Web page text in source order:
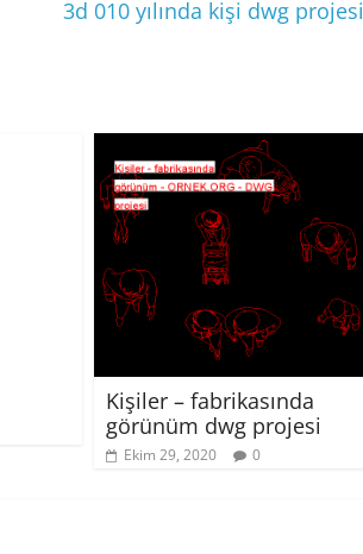
3d 010 yılında kişi dwg projesi
Kişiler – fabrikasında
görünüm dwg projesi
Ekim 29, 2020 0